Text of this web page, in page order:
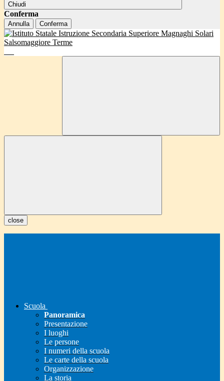
Chiudi
Conferma
Annulla Conferma
close
Scuola
Panoramica
Presentazione
I luoghi
Le persone
I numeri della scuola
Le carte della scuola
Organizzazione
La storia